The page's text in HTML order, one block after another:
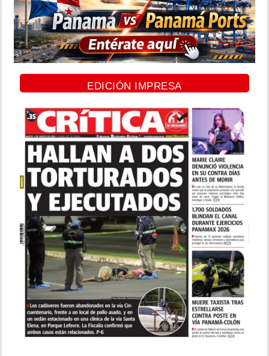
EDICIÓN IMPRESA